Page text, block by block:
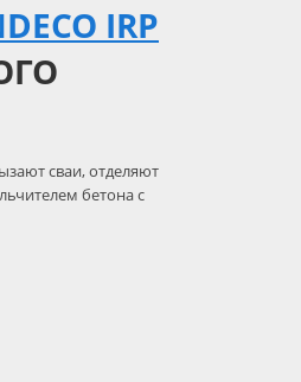
IRP
сваи, отделяют
бетона с